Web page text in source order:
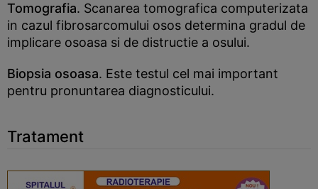
Tomografia. Scanarea tomografica computerizata
in cazul fibrosarcomului osos determina gradul de
implicare osoasa si de distructie a osului.
Biopsia osoasa. Este testul cel mai important
pentru pronuntarea diagnosticului.
Tratament